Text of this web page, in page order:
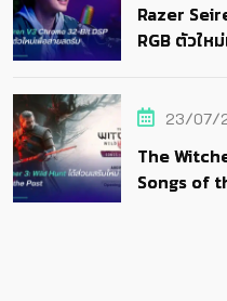
Razer
RGB ตัวให
23/07/
The
Songs of